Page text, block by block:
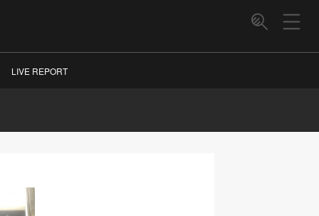
LIVE REPORT